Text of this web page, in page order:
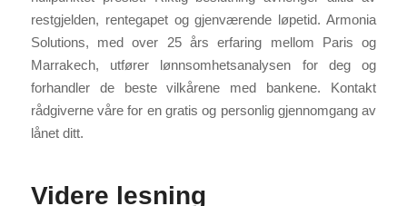
restgjelden, rentegapet og gjenværende løpetid. Armonia
Solutions, med over 25 års erfaring mellom Paris og
Marrakech, utfører lønnsomhetsanalysen for deg og
forhandler de beste vilkårene med bankene. Kontakt
rådgiverne våre for en gratis og personlig gjennomgang av
lånet ditt.
Videre lesning